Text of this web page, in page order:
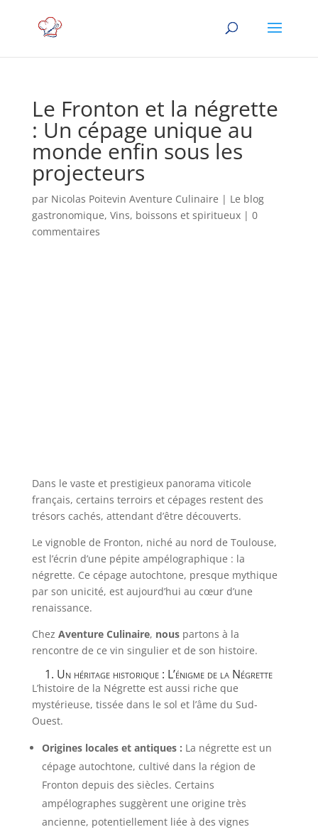
Le Fronton et la négrette
: Un cépage unique au
monde enfin sous les
projecteurs
par Nicolas Poitevin Aventure Culinaire | Le blog
gastronomique, Vins, boissons et spiritueux| 0
commentaires
Dans le vaste et prestigieux panorama viticole
français, certains terroirs et cépages restent des
trésors cachés, attendant d’être découverts.
Le vignoble de Fronton, niché au nord de Toulouse,
est l’écrin d’une pépite ampélographique : la
négrette. Ce cépage autochtone, presque mythique
par son unicité, est aujourd’hui au cœur d’une
renaissance.
Chez Aventure Culinaire, nouspartons à la
rencontre de ce vin singulier et de son histoire.
1. Un héritage historique : L’énigme de la Négrette
L’histoire de la Négrette est aussi riche que
mystérieuse, tissée dans le sol et l’âme du Sud-
Ouest.
Origines locales et antiques : La négrette est un
cépage autochtone, cultivé dans la région de
Fronton depuis des siècles. Certains
ampélographes suggèrent une origine très
ancienne, potentiellement liée à des vignes